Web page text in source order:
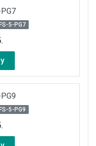
5-PG7
5-PG9